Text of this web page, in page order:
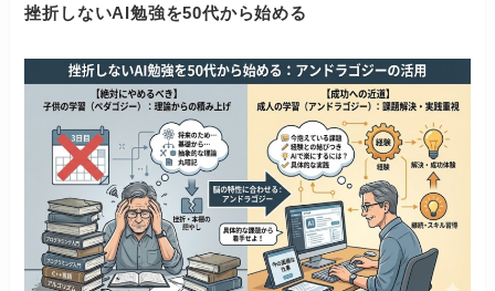
挫折しないAI勉強を50代から始める